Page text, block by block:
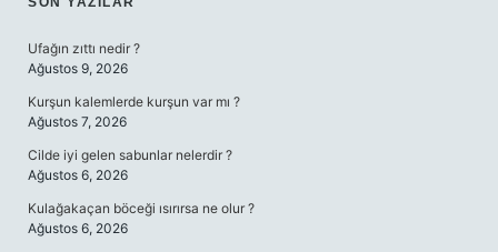
SIDEBAR
Ufağın zıttı nedir ?
Ağustos 9, 2026
Kurşun kalemlerde kurşun var mı ?
Ağustos 7, 2026
Cilde iyi gelen sabunlar nelerdir ?
Ağustos 6, 2026
Kulağakaçan böceği ısırırsa ne olur ?
Ağustos 6, 2026